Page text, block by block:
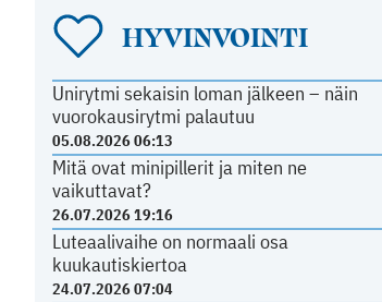
HYVINVOINTI
Unirytmi sekaisin loman jälkeen – näin
vuorokausirytmi palautuu
05.08.2026 06:13
Mitä ovat minipillerit ja miten ne
vaikuttavat?
26.07.2026 19:16
Luteaalivaihe on normaali osa
kuukautiskiertoa
24.07.2026 07:04